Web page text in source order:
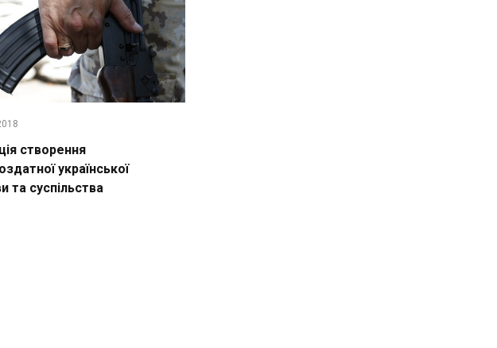
створення
української
та суспільства